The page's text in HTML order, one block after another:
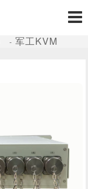
军工KVM